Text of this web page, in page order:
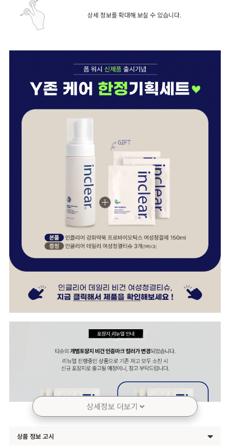
상세 정보를 확대해 보실 수 있습니다.
상세정보 더보기
상품 정보 고시